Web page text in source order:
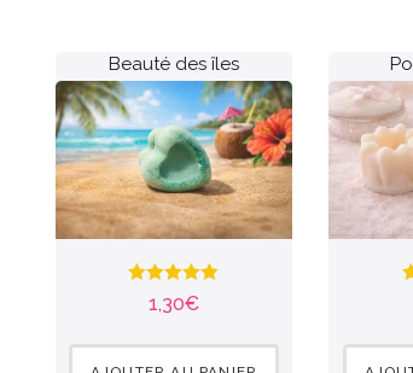
Beauté des îles
1,30€
Note4.90
sur 5